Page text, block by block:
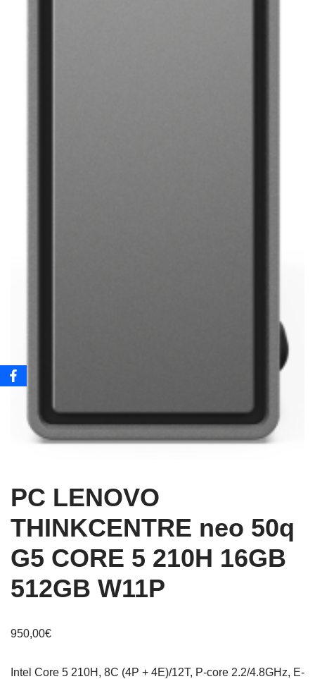
PC LENOVO
THINKCENTRE neo 50q
G5 CORE 5 210H 16GB
512GB W11P
950,00€
Intel Core 5 210H, 8C (4P + 4E)/12T, P-core 2.2/4.8GHz, E-